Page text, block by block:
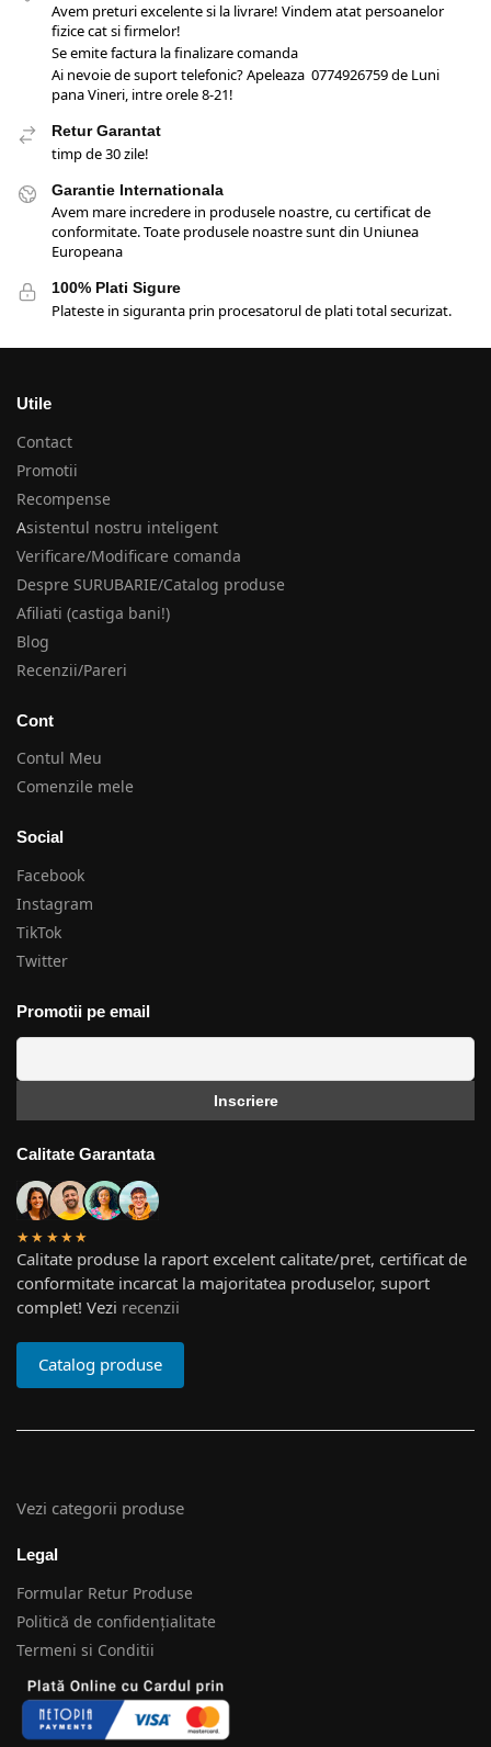
Avem preturi excelente si la livrare! Vindem atat persoanelor
fizice cat si firmelor!
Se emite factura la finalizare comanda
Ai nevoie de suport telefonic? Apeleaza 0774926759 de Luni
pana Vineri, intre orele 8-21!
Retur Garantat
timp de 30 zile!
Garantie Internationala
Avem mare incredere in produsele noastre, cu certificat de
conformitate. Toate produsele noastre sunt din Uniunea
Europeana
100% Plati Sigure
Plateste in siguranta prin procesatorul de plati total securizat.
Utile
Contact
Promotii
Recompense
Asistentul nostru inteligent
Verificare/Modificare comanda
Despre SURUBARIE/Catalog produse
Afiliati (castiga bani!)
Blog
Recenzii/Pareri
Cont
Contul Meu
Comenzile mele
Social
Facebook
Instagram
TikTok
Twitter
Promotii pe email
Calitate Garantata
★★★★★
Calitate produse la raport excelent calitate/pret, certificat de
conformitate incarcat la majoritatea produselor, suport
complet! Vezi recenzii
Catalog produse
Vezi categorii produse
Legal
Formular Retur Produse
Politică de confidențialitate
Termeni si Conditii